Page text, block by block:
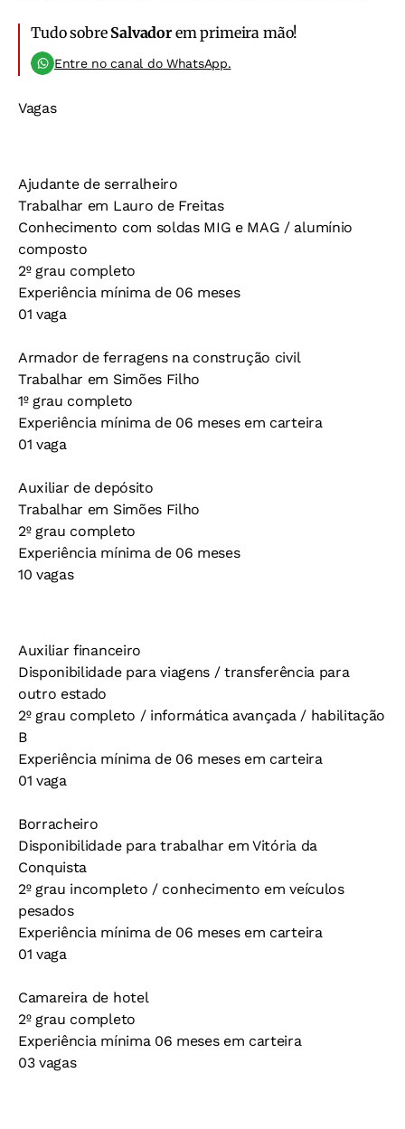
Tudo sobre Salvadorem primeira mão!
Entre no canal do WhatsApp.
Vagas
Ajudante de serralheiro
Trabalhar em Lauro de Freitas
Conhecimento com soldas MIG e MAG / alumínio
composto
2º grau completo
Experiência mínima de 06 meses
01 vaga
Armador de ferragens na construção civil
Trabalhar em Simões Filho
1º grau completo
Experiência mínima de 06 meses em carteira
01 vaga
Auxiliar de depósito
Trabalhar em Simões Filho
2º grau completo
Experiência mínima de 06 meses
10 vagas
Auxiliar financeiro
Disponibilidade para viagens / transferência para
outro estado
2º grau completo / informática avançada / habilitação
B
Experiência mínima de 06 meses em carteira
01 vaga
Borracheiro
Disponibilidade para trabalhar em Vitória da
Conquista
2º grau incompleto / conhecimento em veículos
pesados
Experiência mínima de 06 meses em carteira
01 vaga
Camareira de hotel
2º grau completo
Experiência mínima 06 meses em carteira
03 vagas